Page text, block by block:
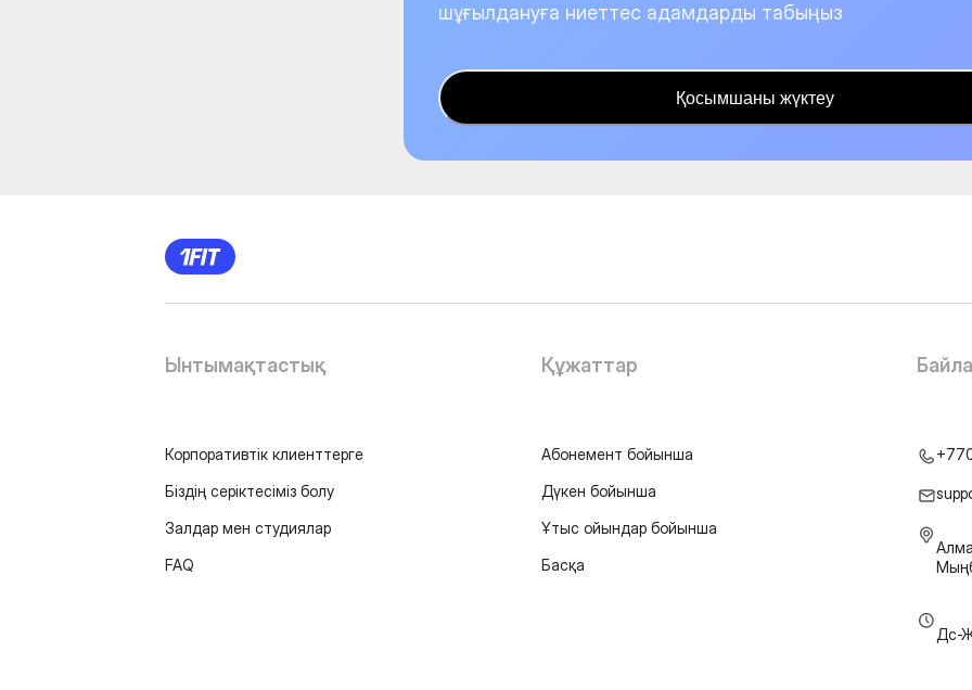
шұғылдануға ниеттес адамдарды табыңыз
Қосымшаны жүктеу
Ынтымақтастық
Корпоративтік клиенттерге
Біздің серіктесіміз болу
Залдар мен студиялар
FAQ
Құжаттар
Абонемент бойынша
Дүкен бойынша
Ұтыс ойындар бойынша
Басқа
Дс-